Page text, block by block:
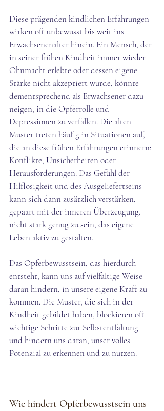
Diese prägenden kindlichen Erfahrungen
wirken oft unbewusst bis weit ins
Erwachsenenalter hinein. Ein Mensch, der
in seiner frühen Kindheit immer wieder
Ohnmacht erlebte oder dessen eigene
Stärke nicht akzeptiert wurde, könnte
dementsprechend als Erwachsener dazu
neigen, in die Opferrolle und
Depressionen zu verfallen. Die alten
Muster treten häufig in Situationen auf,
die an diese frühen Erfahrungen erinnern:
Konflikte, Unsicherheiten oder
Herausforderungen. Das Gefühl der
Hilflosigkeit und des Ausgeliefertseins
kann sich dann zusätzlich verstärken,
gepaart mit der inneren Überzeugung,
nicht stark genug zu sein, das eigene
Leben aktiv zu gestalten.
Das Opferbewusstsein, das hierdurch
entsteht, kann uns auf vielfältige Weise
daran hindern, in unsere eigene Kraft zu
kommen. Die Muster, die sich in der
Kindheit gebildet haben, blockieren oft
wichtige Schritte zur Selbstentfaltung
und hindern uns daran, unser volles
Potenzial zu erkennen und zu nutzen.
Wie hindert Opferbewusstsein uns